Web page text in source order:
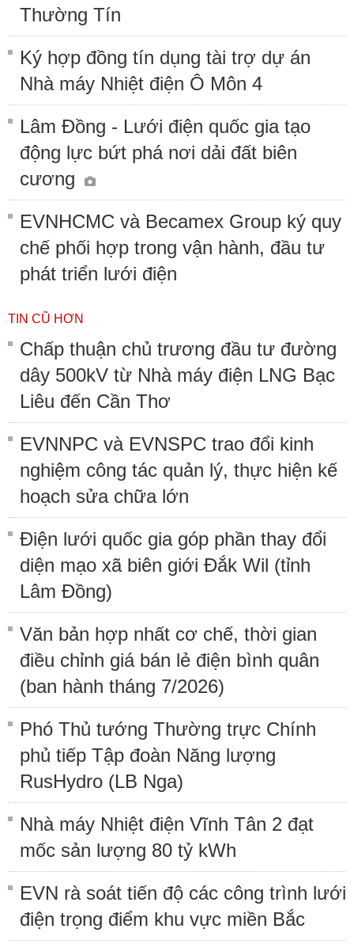
Thường Tín
Ký hợp đồng tín dụng tài trợ dự án
Nhà máy Nhiệt điện Ô Môn 4
Lâm Đồng - Lưới điện quốc gia tạo
động lực bứt phá nơi dải đất biên
cương
EVNHCMC và Becamex Group ký quy
chế phối hợp trong vận hành, đầu tư
phát triển lưới điện
TIN CŨ HƠN
Chấp thuận chủ trương đầu tư đường
dây 500kV từ Nhà máy điện LNG Bạc
Liêu đến Cần Thơ
EVNNPC và EVNSPC trao đổi kinh
nghiệm công tác quản lý, thực hiện kế
hoạch sửa chữa lớn
Điện lưới quốc gia góp phần thay đổi
diện mạo xã biên giới Đắk Wil (tỉnh
Lâm Đồng)
Văn bản hợp nhất cơ chế, thời gian
điều chỉnh giá bán lẻ điện bình quân
(ban hành tháng 7/2026)
Phó Thủ tướng Thường trực Chính
phủ tiếp Tập đoàn Năng lượng
RusHydro (LB Nga)
Nhà máy Nhiệt điện Vĩnh Tân 2 đạt
mốc sản lượng 80 tỷ kWh
EVN rà soát tiến độ các công trình lưới
điện trọng điểm khu vực miền Bắc